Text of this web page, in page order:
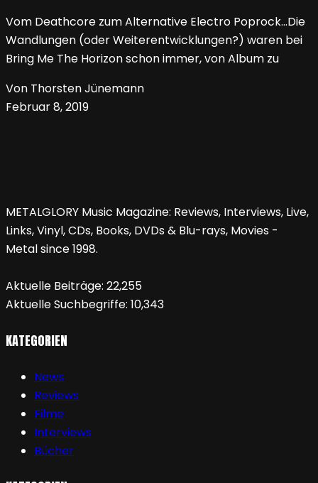
Vom Deathcore zum Alternative Electro Poprock…Die
Wandlungen (oder Weiterentwicklungen?) waren bei
Bring Me The Horizon schon immer, von Album zu
Von Thorsten Jünemann
Februar 8, 2019
METALGLORY Music Magazine: Reviews, Interviews, Live,
Links, Vinyl, CDs, Books, DVDs & Blu-rays, Movies -
Metal since 1998.
Aktuelle Beiträge: 22,255
Aktuelle Suchbegriffe: 10,343
KATEGORIEN
News
Reviews
Filme
Interviews
Bücher